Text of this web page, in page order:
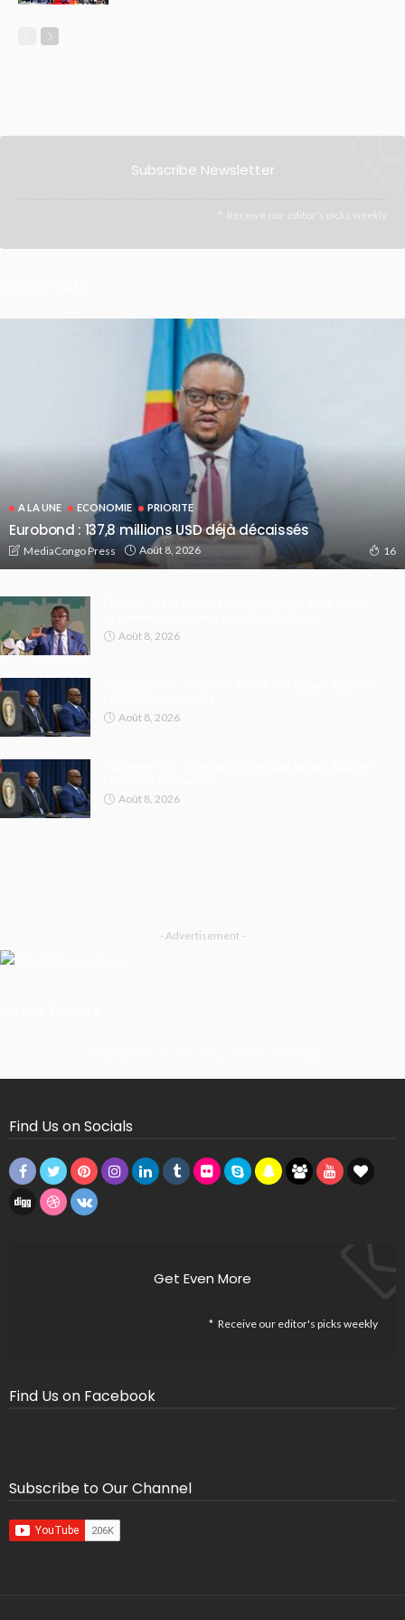
Subscribe Newsletter
Receive our editor's picks weekly
A LA UNE ECONOMIE PRIORITE
Eurobond : 137,8 millions USD déjà décaissés
MediaCongo Press Août 8, 2026 16
Août 8, 2026
Août 8, 2026
Août 8, 2026
- Advertisement -
Find Us on Socials
Get Even More
Receive our editor's picks weekly
Find Us on Facebook
Subscribe to Our Channel